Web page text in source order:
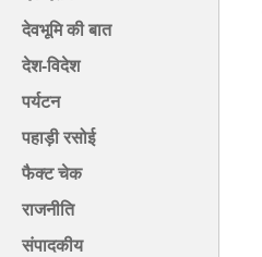
देवभूमि की बात
देश-विदेश
पर्यटन
पहाड़ी रसोई
फैक्ट चेक
राजनीति
संपादकीय